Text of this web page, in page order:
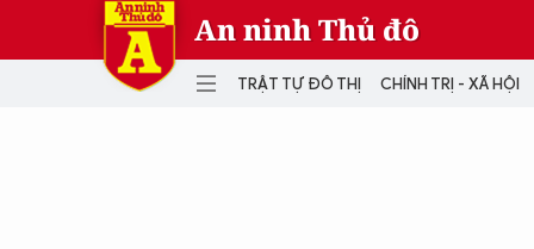
An ninh Thủ đô
TRẬT TỰ ĐÔ THỊ CHÍNH TRỊ - XÃ HỘI